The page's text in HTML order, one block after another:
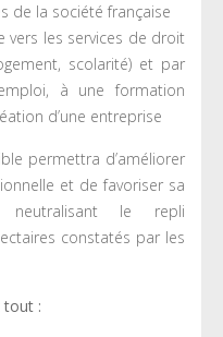
de la société française
vers les services de droit
scolarité) et par
à une formation
d’une entreprise
permettra d’améliorer
et de favoriser sa
neutralisant le repli
constatés par les
tout :